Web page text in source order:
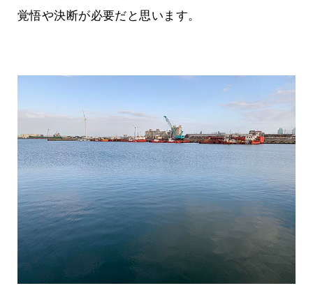
覚悟や決断が必要だと思います。